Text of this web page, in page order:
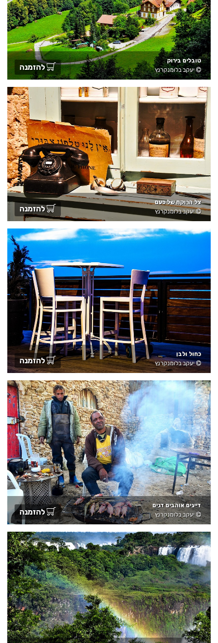
טובלים בירוק
יעקב בלומנקרנץ
להזמנה
צל הרוקח של פעם
יעקב בלומנקרנץ
להזמנה
כחול ולבן
יעקב בלומנקרנץ
להזמנה
דייגים אוהבים דגים
יעקב בלומנקרנץ
להזמנה